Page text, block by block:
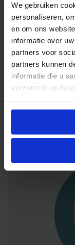
We gebruiken
personaliseren,
en om ons
informatie over
partners voor
partners kunnen
informatie die u
verzameld op
Heb je advies
een
helpen je
en zorgen
niet om
Mail